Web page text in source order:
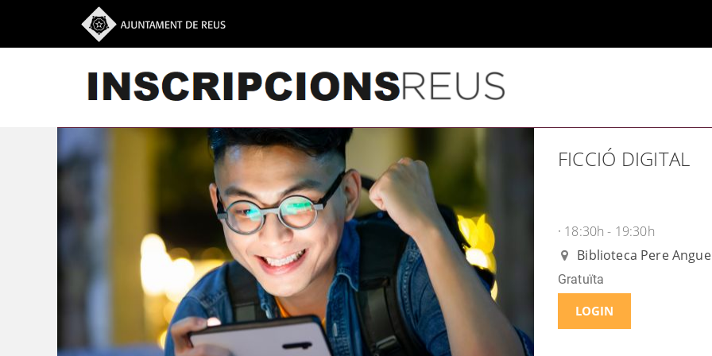
FICCIÓ DIGITAL
· 18:30h - 19:30h
Biblioteca Pere
Gratuïta
LOGIN